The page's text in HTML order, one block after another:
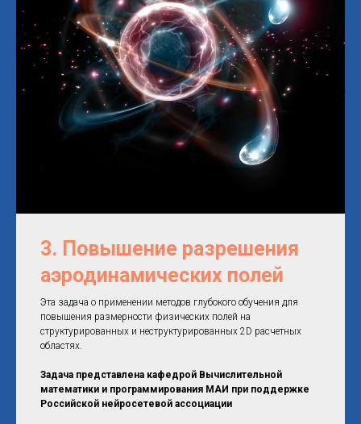
3. Повышение разрешения
аэродинамических полей
Эта задача о применении методов глубокого обучения для
повышения размерности физических полей на
структурированных и неструктурированных 2D расчетных
областях.
Задача представлена кафедрой Вычислительной
математики и программирования МАИ при поддержке
Российской нейросетевой ассоциации